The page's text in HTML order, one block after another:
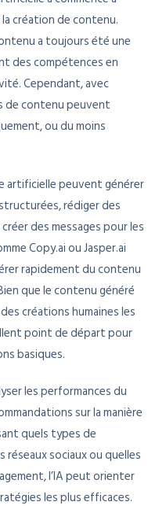
création de contenu.
a toujours été une
des compétences en
Cependant, avec
de contenu peuvent
ou du moins
artificielle peuvent générer
rédiger des
des messages pour les
Copy.ai ou Jasper.ai
rapidement du contenu
que le contenu généré
créations humaines les
point de départ pour
basiques.
les performances du
sur la manière
quels types de
réseaux sociaux ou quelles
l’IA peut orienter
les plus efficaces.